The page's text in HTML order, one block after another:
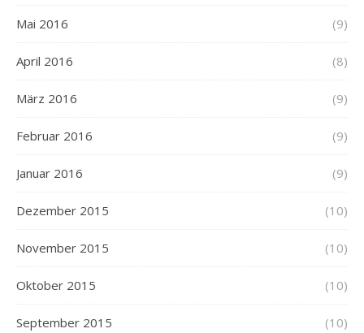
Mai 2016 (9)
April 2016 (8)
März 2016 (9)
Februar 2016 (9)
Januar 2016 (9)
Dezember 2015 (10)
November 2015 (10)
Oktober 2015 (10)
September 2015 (10)